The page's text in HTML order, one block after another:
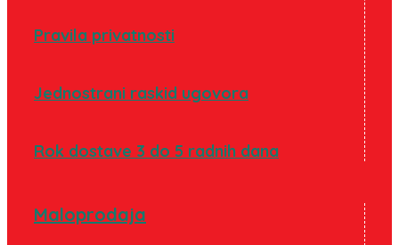
Pravila privatnosti
Jednostrani raskid ugovora
Rok dostave 3 do 5 radnih dana
Maloprodaja